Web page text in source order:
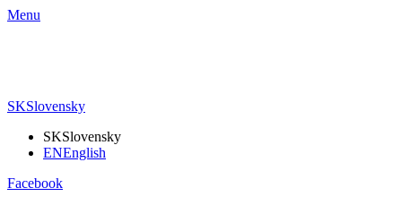
Menu
SKSlovensky
SKSlovensky
ENEnglish
Facebook